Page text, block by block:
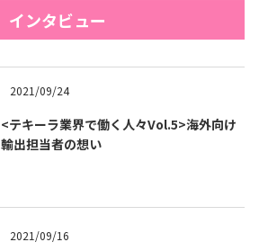
インタビュー
2021/09/24
<テキーラ業界で働く人々Vol.5>海外向け
輸出担当者の想い
2021/09/16